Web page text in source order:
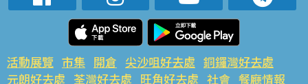
活動展覽 市集 開倉 尖沙咀好去處 銅鑼灣好去處
元朗好去處 荃灣好去處 旺角好去處 社會 餐廳情報